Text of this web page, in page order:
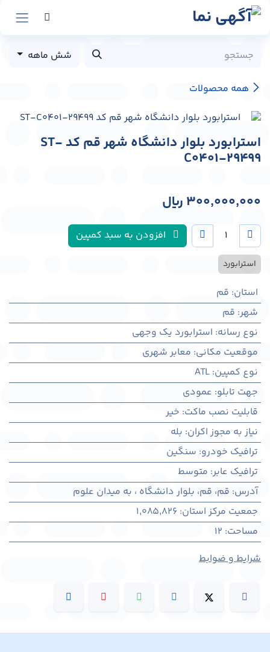
پرش به محتوا
همه محصولات
شش ماهه
استرابورد بلوار دانشگاه شهر قم کد ST-
C0401-29499
300,000,000 ﷼
افزودن به سبد کمپین
استرابورد
استان: قم
شهر: قم
نوع رسانه: استرابورد یک وجهی
موقعیت مکانی: معابر شهری
نوع کمپین:
ATL
جهت تابلو: عمودی
قابلیت نصب ماکت: خیر
نیاز به مجوز اکران: بله
ترافیک خودرو: سنگین
ترافیک عابر: متوسط
آدرس: قم، قم، بلوار دانشگاه ، به میدان علوم
جمعیت مرکز استان:
1,085,826
مساحت:
12
شرایط و ضوابط